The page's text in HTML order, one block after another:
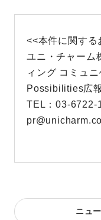
<<本件に関する
ユニ・チャーム
ィング コミュ
Possibilities広
TEL：03-
ニュ